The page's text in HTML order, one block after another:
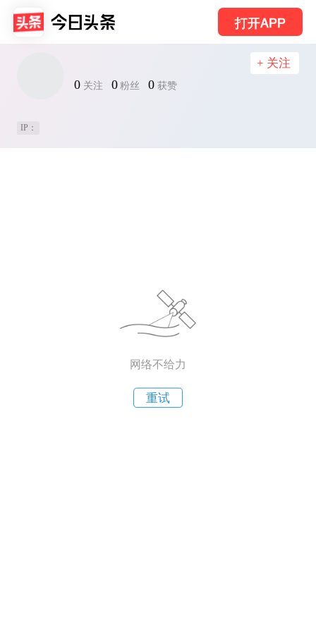
打开APP
0 关注 0 粉丝 0 获赞
+ 关注
IP：
网络不给力
重试